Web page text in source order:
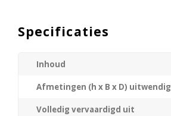
Specificaties
Inhoud
Afmetingen (h x B x D) uitwendig
Volledig vervaardigd uit